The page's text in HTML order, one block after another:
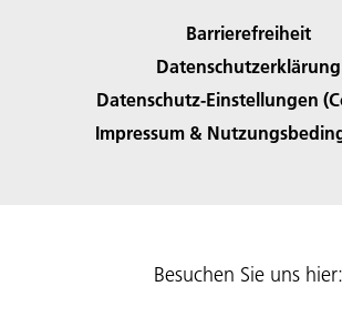
Barrierefreiheit
Datenschutzerklärung
Datenschutz-Einstellungen
Impressum &
Besuchen Sie uns hier: